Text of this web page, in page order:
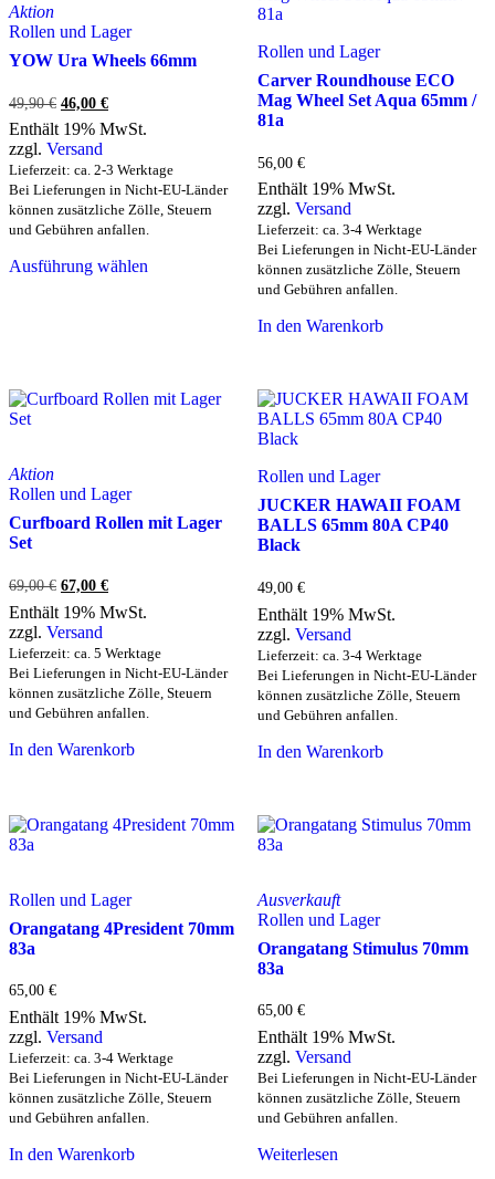
Aktion
Rollen und Lager
YOW Ura Wheels 66mm
49,90€ Ursprünglicher
Preis
war:
49,90 €
46,00 €Aktueller
Preis
ist:
Enthält 19% MwSt.
zzgl. Versand
Lieferzeit: ca. 2-3 Werktage
Bei Lieferungen in Nicht-EU-Länder
können zusätzliche Zölle, Steuern
und Gebühren anfallen.
Ausführung wählenProdukt
können
Rollen und Lager
Carver Roundhouse ECO
Mag Wheel Set Aqua 65mm /
81a
56,00 €
Enthält 19% MwSt.
zzgl. Versand
Lieferzeit: ca. 3-4 Werktage
Bei Lieferungen in Nicht-EU-Länder
können zusätzliche Zölle, Steuern
und Gebühren anfallen.
In den Warenkorb
Aktion
Rollen und Lager
Curfboard Rollen mit Lager
Set
69,00€ Ursprünglicher
war:
69,00 €
67,00 €Aktueller
ist:
Enthält 19% MwSt.
zzgl. Versand
Lieferzeit: ca. 5 Werktage
Bei Lieferungen in Nicht-EU-Länder
können zusätzliche Zölle, Steuern
und Gebühren anfallen.
In den Warenkorb
Rollen und Lager
JUCKER HAWAII FOAM
BALLS 65mm 80A CP40
Black
49,00 €
Enthält 19% MwSt.
zzgl. Versand
Lieferzeit: ca. 3-4 Werktage
Bei Lieferungen in Nicht-EU-Länder
können zusätzliche Zölle, Steuern
und Gebühren anfallen.
In den Warenkorb
Rollen und Lager
Orangatang 4President 70mm
83a
65,00 €
Enthält 19% MwSt.
zzgl. Versand
Lieferzeit: ca. 3-4 Werktage
Bei Lieferungen in Nicht-EU-Länder
können zusätzliche Zölle, Steuern
und Gebühren anfallen.
In den Warenkorb
Ausverkauft
Rollen und Lager
Orangatang Stimulus 70mm
83a
65,00 €
Enthält 19% MwSt.
zzgl. Versand
Bei Lieferungen in Nicht-EU-Länder
können zusätzliche Zölle, Steuern
und Gebühren anfallen.
Weiterlesen